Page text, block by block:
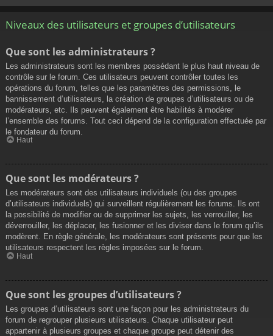
Niveaux des utilisateurs et groupes d’utilisateurs
Que sont les administrateurs ?
Les administrateurs sont les membres possédant le plus haut niveau de
contrôle sur le forum. Ces utilisateurs peuvent contrôler toutes les
opérations du forum, telles que les paramètres des permissions, le
bannissement d’utilisateurs, la création de groupes d’utilisateurs ou de
modérateurs, etc. Ils peuvent également être habilités à modérer
l’ensemble des forums. Tout ceci dépend de la configuration effectuée par
le fondateur du forum.
Haut
Que sont les modérateurs ?
Les modérateurs sont des utilisateurs individuels (ou des groupes
d’utilisateurs individuels) qui surveillent régulièrement les forums. Ils ont
la possibilité de modifier ou de supprimer les sujets, les verrouiller, les
déverrouiller, les déplacer, les fusionner et les diviser dans le forum qu’ils
modèrent. En règle générale, les modérateurs sont présents pour que les
utilisateurs respectent les règles imposées sur le forum.
Haut
Que sont les groupes d’utilisateurs ?
Les groupes d’utilisateurs sont une façon pour les administrateurs du
forum de regrouper plusieurs utilisateurs. Chaque utilisateur peut
appartenir à plusieurs groupes et chaque groupe peut détenir des